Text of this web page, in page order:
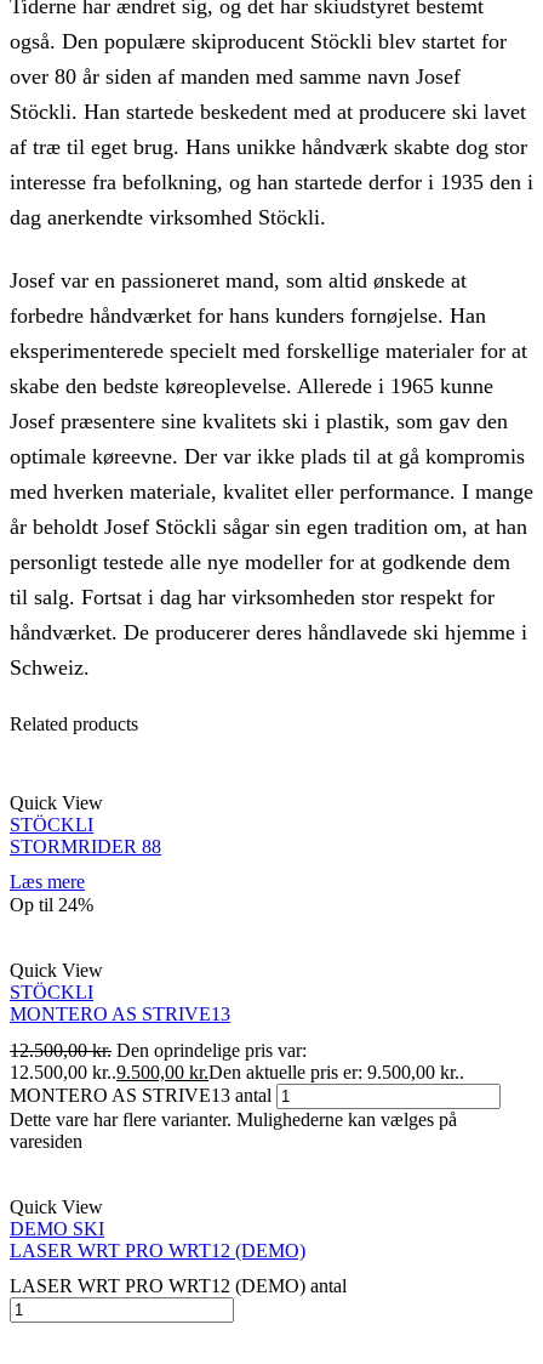
Tiderne har ændret sig, og det har skiudstyret bestemt
også. Den populære skiproducent Stöckli blev startet for
over 80 år siden af manden med samme navn Josef
Stöckli. Han startede beskedent med at producere ski lavet
af træ til eget brug. Hans unikke håndværk skabte dog stor
interesse fra befolkning, og han startede derfor i 1935 den i
dag anerkendte virksomhed Stöckli.
Josef var en passioneret mand, som altid ønskede at
forbedre håndværket for hans kunders fornøjelse. Han
eksperimenterede specielt med forskellige materialer for at
skabe den bedste køreoplevelse. Allerede i 1965 kunne
Josef præsentere sine kvalitets ski i plastik, som gav den
optimale køreevne. Der var ikke plads til at gå kompromis
med hverken materiale, kvalitet eller performance. I mange
år beholdt Josef Stöckli sågar sin egen tradition om, at han
personligt testede alle nye modeller for at godkende dem
til salg. Fortsat i dag har virksomheden stor respekt for
håndværket. De producerer deres håndlavede ski hjemme i
Schweiz.
Related products
Quick View
STÖCKLI
STORMRIDER 88
Læs mere
Op til 24%
Quick View
STÖCKLI
MONTERO AS STRIVE13
12.500,00kr. Den oprindelige pris var:
12.500,00 kr..9.500,00 kr.Den aktuelle pris er: 9.500,00 kr..
MONTERO AS STRIVE13 antal
Dette vare har flere varianter. Mulighederne kan vælges på
varesiden
Quick View
DEMO SKI
LASER WRT PRO WRT12 (DEMO)
LASER WRT PRO WRT12 (DEMO) antal